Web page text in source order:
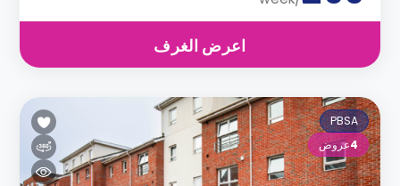
اعرض الغرف
PBSA
4عروض